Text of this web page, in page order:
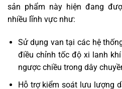
sản phẩm này hiện đang
nhiều lĩnh vực như:
Sử dụng van tại các hệ
điều chỉnh tốc độ xi lanh
ngược chiều trong dây
Hỗ trợ kiểm soát lưu lượng